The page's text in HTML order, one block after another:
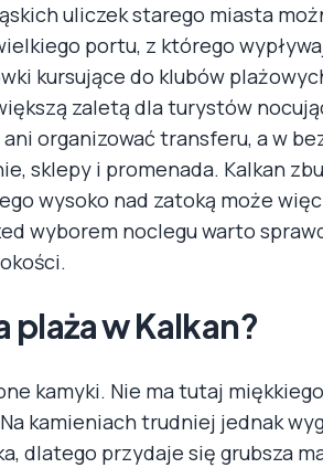
uliczek starego miasta
portu, z którego
kursujące do klubów
zaletą dla turystów
organizować transferu, a w
sklepy i promenada. Kalkan
wysoko nad zatoką może
wyborem noclegu warto
plaża w Kalkan?
kamyki. Nie ma tutaj
kamieniach trudniej jednak
dlatego przydaje się grubsza